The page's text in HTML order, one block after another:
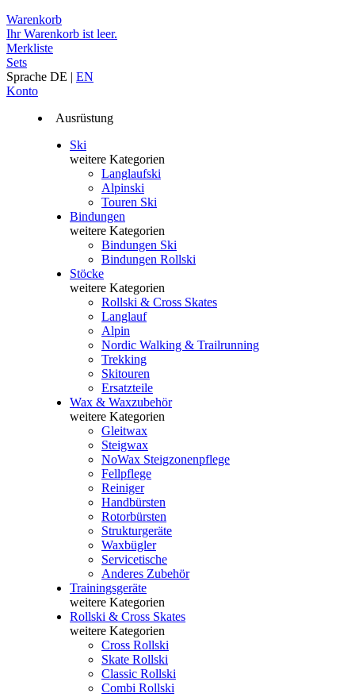
Warenkorb
Ihr Warenkorb ist leer.
Merkliste
Sets
Sprache DE | EN
Konto
Ausrüstung
Ski
weitere Kategorien
Langlaufski
Alpinski
Touren Ski
Bindungen
weitere Kategorien
Bindungen Ski
Bindungen Rollski
Stöcke
weitere Kategorien
Rollski & Cross Skates
Langlauf
Alpin
Nordic Walking & Trailrunning
Trekking
Skitouren
Ersatzteile
Wax & Waxzubehör
weitere Kategorien
Gleitwax
Steigwax
NoWax Steigzonenpflege
Fellpflege
Reiniger
Handbürsten
Rotorbürsten
Strukturgeräte
Waxbügler
Servicetische
Anderes Zubehör
Trainingsgeräte
weitere Kategorien
Rollski & Cross Skates
weitere Kategorien
Cross Rollski
Skate Rollski
Classic Rollski
Combi Rollski